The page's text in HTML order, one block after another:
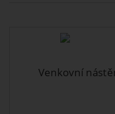
Venkovní